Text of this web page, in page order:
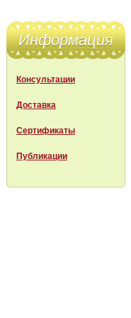
Информация
Консультации
Доставка
Сертификаты
Публикации